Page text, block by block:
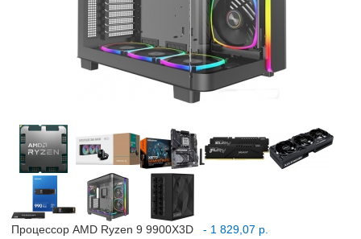
Процессор AMD Ryzen 9 9900X3D
- 1 829,07 р.